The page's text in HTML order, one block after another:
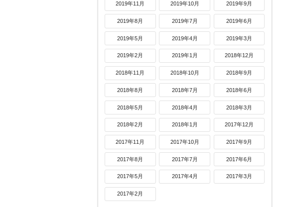
2019年11月 2019年10月 2019年9月
2019年8月 2019年7月 2019年6月
2019年5月 2019年4月 2019年3月
2019年2月 2019年1月 2018年12月
2018年11月 2018年10月 2018年9月
2018年8月 2018年7月 2018年6月
2018年5月 2018年4月 2018年3月
2018年2月 2018年1月 2017年12月
2017年11月 2017年10月 2017年9月
2017年8月 2017年7月 2017年6月
2017年5月 2017年4月 2017年3月
2017年2月